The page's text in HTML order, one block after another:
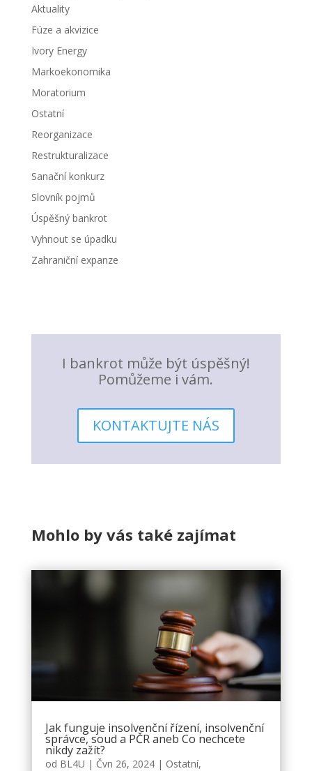
Aktuality
Fúze a akvizice
Ivory Energy
Markoekonomika
Moratorium
Ostatní
Reorganizace
Restrukturalizace
Sanační konkurz
Slovník pojmů
Úspěšný bankrot
Vyhnout se úpadku
Zahraniční expanze
I bankrot může být úspěšný!
Pomůžeme i vám.
KONTAKTUJTE NÁS
Mohlo by vás také zajímat
Jak funguje insolvenční řízení, insolvenční
správce, soud a PČR aneb Co nechcete
nikdy zažít?
od BL4U | Čvn 26, 2024| Ostatní,